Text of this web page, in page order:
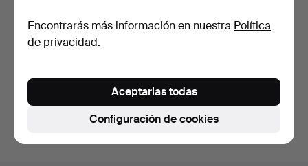
Suscribir búsqueda
También puedes buscar ennuestro archivo de
subastas concluidas.
Encontrarás más información en nuestra Política
de privacidad.
Configuración de cookies
Aceptarlas todas